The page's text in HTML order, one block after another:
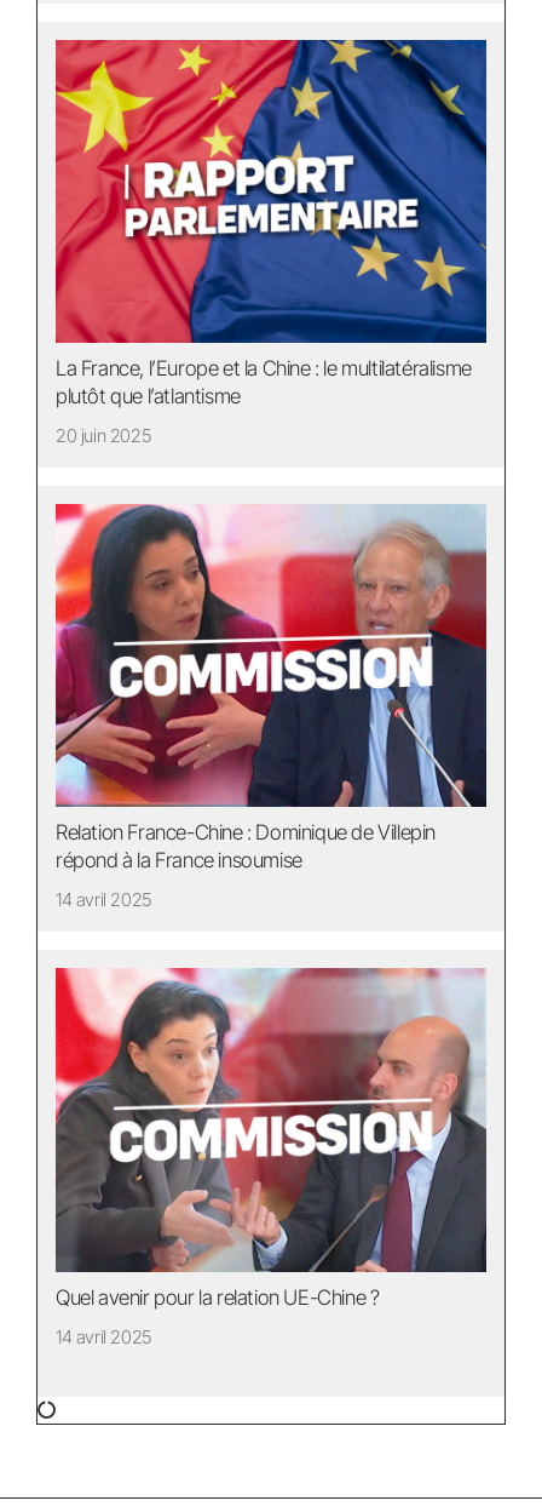
La France, l’Europe et la Chine : le multilatéralisme
plutôt que l’atlantisme
20 juin 2025
Relation France-Chine : Dominique de Villepin
répond à la France insoumise
14 avril 2025
Quel avenir pour la relation UE-Chine ?
14 avril 2025